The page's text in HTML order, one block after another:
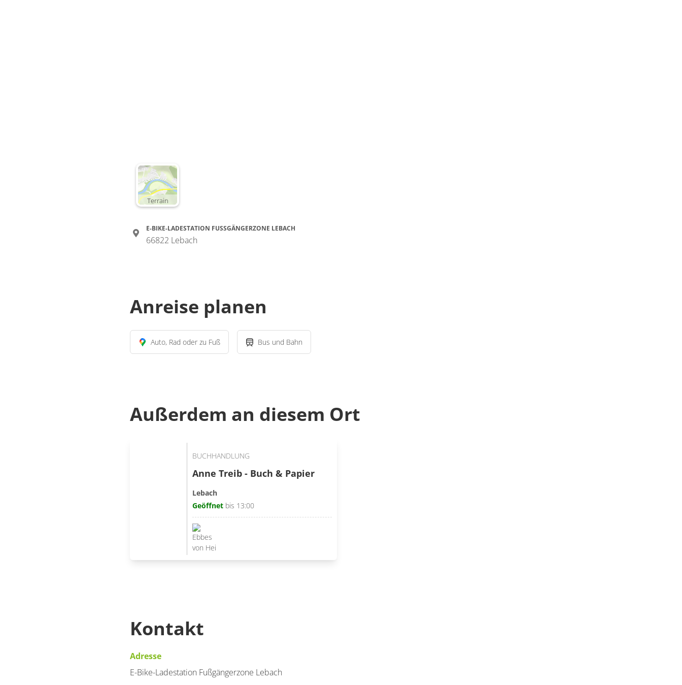
Terrain
E-BIKE-LADESTATION FUSSGÄNGERZONE LEBACH
66822 Lebach
Anreise planen
Auto, Rad oder zu Fuß Bus und Bahn
Außerdem an diesem Ort
BUCHHANDLUNG
Anne Treib - Buch & Papier
Lebach
Geöffnet bis 13:00
Kontakt
Adresse
E-Bike-Ladestation Fußgängerzone Lebach